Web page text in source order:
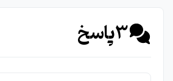
3پاسخ